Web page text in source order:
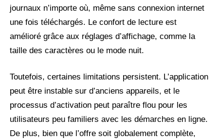
journaux n’importe où, même sans connexion internet
une fois téléchargés. Le confort de lecture est
amélioré grâce aux réglages d’affichage, comme la
taille des caractères ou le mode nuit.
Toutefois, certaines limitations persistent. L’application
peut être instable sur d’anciens appareils, et le
processus d’activation peut paraître flou pour les
utilisateurs peu familiers avec les démarches en ligne.
De plus, bien que l’offre soit globalement complète,